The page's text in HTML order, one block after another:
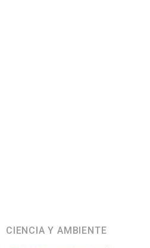
CIENCIA Y AMBIENTE